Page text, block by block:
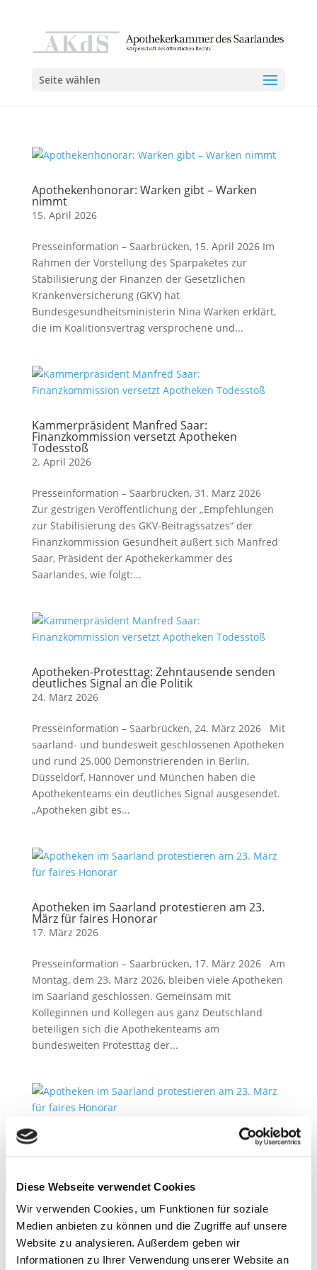
Diese Webseite verwendet Cookies
Wir verwenden Cookies, um Funktionen für soziale
Medien anbieten zu können und die Zugriffe auf unsere
Website zu analysieren. Außerdem geben wir
Informationen zu Ihrer Verwendung unserer Website an
Seite wählen
Apothekenhonorar: Warken gibt – Warken
nimmt
15. April 2026
Presseinformation – Saarbrücken, 15. April 2026 Im
Rahmen der Vorstellung des Sparpaketes zur
Stabilisierung der Finanzen der Gesetzlichen
Krankenversicherung (GKV) hat
Bundesgesundheitsministerin Nina Warken erklärt,
die im Koalitionsvertrag versprochene und...
Kammerpräsident Manfred Saar:
Finanzkommission versetzt Apotheken
Todesstoß
2. April 2026
Presseinformation – Saarbrücken, 31. März 2026
Zur gestrigen Veröffentlichung der „Empfehlungen
zur Stabilisierung des GKV-Beitragssatzes“ der
Finanzkommission Gesundheit äußert sich Manfred
Saar, Präsident der Apothekerkammer des
Saarlandes, wie folgt:...
Apotheken-Protesttag: Zehntausende senden
deutliches Signal an die Politik
24. März 2026
Presseinformation – Saarbrücken, 24. März 2026 Mit
saarland- und bundesweit geschlossenen Apotheken
und rund 25.000 Demonstrierenden in Berlin,
Düsseldorf, Hannover und München haben die
Apothekenteams ein deutliches Signal ausgesendet.
„Apotheken gibt es...
Apotheken im Saarland protestieren am 23.
März für faires Honorar
17. März 2026
Presseinformation – Saarbrücken, 17. März 2026 Am
Montag, dem 23. März 2026, bleiben viele Apotheken
im Saarland geschlossen. Gemeinsam mit
Kolleginnen und Kollegen aus ganz Deutschland
beteiligen sich die Apothekenteams am
bundesweiten Protesttag der...
Apotheken beschließen bundesweite Proteste
Presseinformation – Saarbrücken, 02. März 2026 Die
Apothekerschaft kündigt weitere bundesweite
Protestmaßnahmen an, um für eine
Honorarerhöhung zu kämpfen. Konkret hat die
Mitgliederversammlung der ABDA –